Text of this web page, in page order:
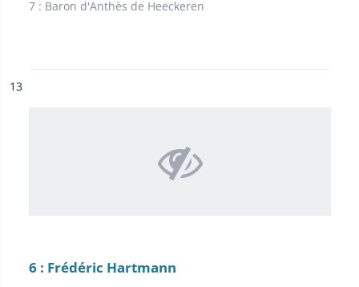
7 : Baron d'Anthès de Heeckeren
n°
13
6 : Frédéric Hartmann